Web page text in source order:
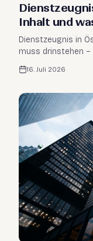
Inhalt und
Dienstzeugnis in
muss drinstehen –
Frist, Kosten &
16. Juli 2026